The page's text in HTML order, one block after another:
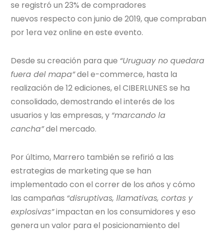
se registró un 23% de compradores
nuevos respecto con junio de 2019, que compraban
por 1era vez online en este evento.
Desde su creación para que “Uruguay no quedara
fuera del mapa”del e-commerce, hasta la
realización de 12 ediciones, el CIBERLUNES se ha
consolidado, demostrando el interés de los
usuarios y las empresas, y “marcando la
cancha”del mercado.
Por último, Marrero también se refirió a las
estrategias de marketing que se han
implementado con el correr de los años y cómo
las campañas “disruptivas, llamativas, cortas y
explosivas”impactan en los consumidores y eso
genera un valor para el posicionamiento del